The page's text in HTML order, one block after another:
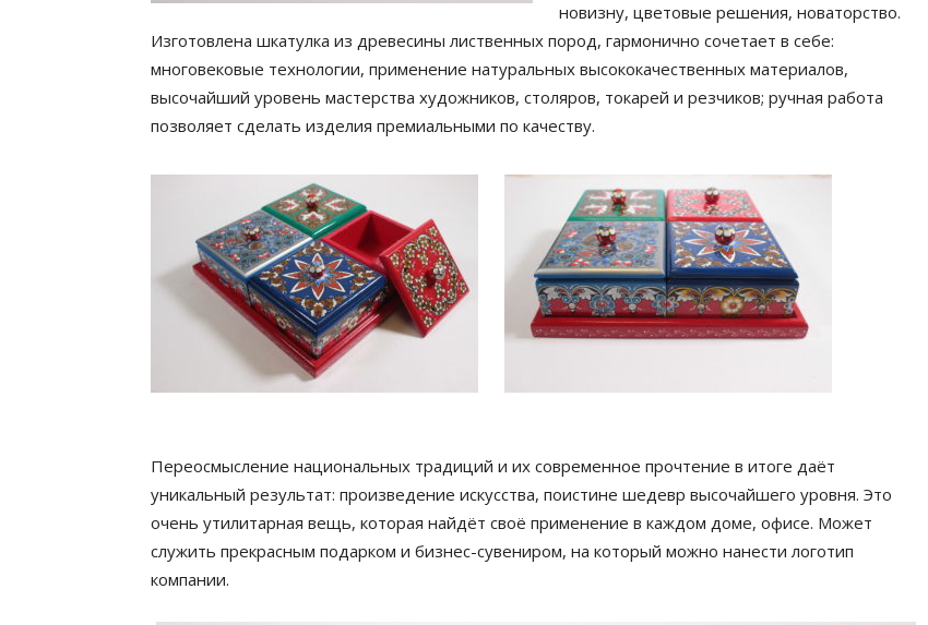
новизну, цветовые решения, новаторство.
Изготовлена шкатулка из древесины лиственных пород, гармонично сочетает в себе:
многовековые технологии, применение натуральных высококачественных материалов,
высочайший уровень мастерства художников, столяров, токарей и резчиков; ручная работа
позволяет сделать изделия премиальными по качеству.
Переосмысление национальных традиций и их современное прочтение в итоге даёт
уникальный результат: произведение искусства, поистине шедевр высочайшего уровня. Это
очень утилитарная вещь, которая найдёт своё применение в каждом доме, офисе. Может
служить прекрасным подарком и бизнес-сувениром, на который можно нанести логотип
компании.